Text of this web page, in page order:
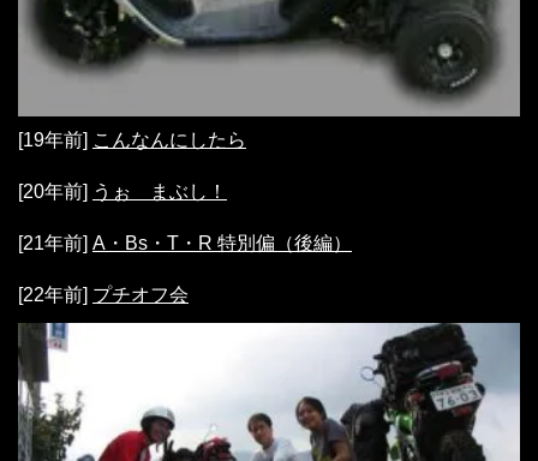
[19年前] こんなんにしたら
[20年前] うぉ まぶし！
[21年前] A・Bs・T・R 特別偏（後編）
[22年前] プチオフ会